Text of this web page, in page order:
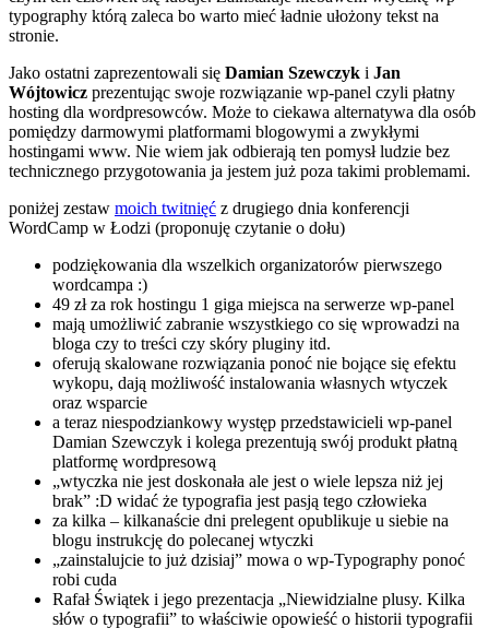
typography którą zaleca bo warto mieć ładnie ułożony tekst na
stronie.
Jako ostatni zaprezentowali się Damian Szewczyk i Jan
Wójtowicz prezentując swoje rozwiązanie wp-panel czyli płatny
hosting dla wordpresowców. Może to ciekawa alternatywa dla osób
pomiędzy darmowymi platformami blogowymi a zwykłymi
hostingami www. Nie wiem jak odbierają ten pomysł ludzie bez
technicznego przygotowania ja jestem już poza takimi problemami.
poniżej zestaw moich twitnięć z drugiego dnia konferencji
WordCamp w Łodzi (proponuję czytanie o dołu)
podziękowania dla wszelkich organizatorów pierwszego
wordcampa :)
49 zł za rok hostingu 1 giga miejsca na serwerze wp-panel
mają umożliwić zabranie wszystkiego co się wprowadzi na
bloga czy to treści czy skóry pluginy itd.
oferują skalowane rozwiązania ponoć nie bojące się efektu
wykopu, dają możliwość instalowania własnych wtyczek
oraz wsparcie
a teraz niespodziankowy występ przedstawicieli wp-panel
Damian Szewczyk i kolega prezentują swój produkt płatną
platformę wordpresową
„wtyczka nie jest doskonała ale jest o wiele lepsza niż jej
brak” :D widać że typografia jest pasją tego człowieka
za kilka – kilkanaście dni prelegent opublikuje u siebie na
blogu instrukcję do polecanej wtyczki
„zainstalujcie to już dzisiaj” mowa o wp-Typography ponoć
robi cuda
Rafał Świątek i jego prezentacja „Niewidzialne plusy. Kilka
słów o typografii” to właściwie opowieść o historii typografii